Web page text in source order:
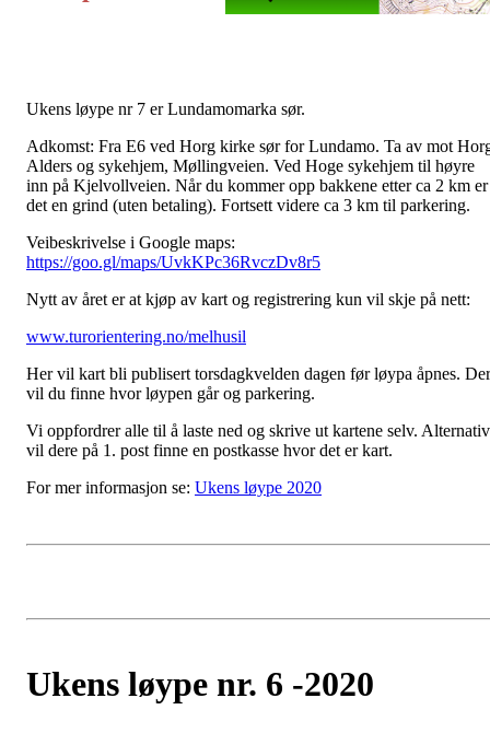
Ukens løype nr 7 er Lundamomarka sør.
Adkomst: Fra E6 ved Horg kirke sør for Lundamo. Ta av mot
Alders og sykehjem, Møllingveien. Ved Hoge sykehjem til høyre
inn på Kjelvollveien. Når du kommer opp bakkene etter ca 2 km er
det en grind (uten betaling). Fortsett videre ca 3 km til parkering.
Veibeskrivelse i Google maps:
https://goo.gl/maps/UvkKPc36RvczDv8r5
Nytt av året er at kjøp av kart og registrering kun vil skje på nett:
www.turorientering.no/melhusil
Her vil kart bli publisert torsdagkvelden dagen før løypa åpnes. Der
vil du finne hvor løypen går og parkering.
Vi oppfordrer alle til å laste ned og skrive ut kartene selv.
vil dere på 1. post finne en postkasse hvor det er kart.
For mer informasjon se: Ukens løype 2020
Ukens løype nr. 6 -2020